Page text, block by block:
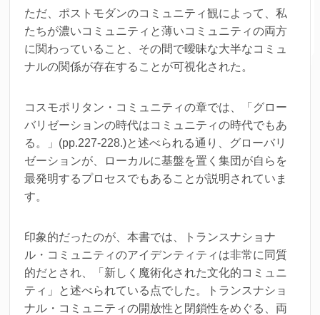
ただ、ポストモダンのコミュニティ観によって、私
たちが濃いコミュニティと薄いコミュニティの両方
に関わっていること、その間で曖昧な大半なコミュ
ナルの関係が存在することが可視化された。
コスモポリタン・コミュニティの章では、「グロー
バリゼーションの時代はコミュニティの時代でもあ
る。」(pp.227-228.)と述べられる通り、グローバリ
ゼーションが、ローカルに基盤を置く集団が自らを
最発明するプロセスでもあることが説明されていま
す。
印象的だったのが、本書では、トランスナショナ
ル・コミュニティのアイデンティティは非常に同質
的だとされ、「新しく魔術化された文化的コミュニ
ティ」と述べられている点でした。トランスナショ
ナル・コミュニティの開放性と閉鎖性をめぐる、両